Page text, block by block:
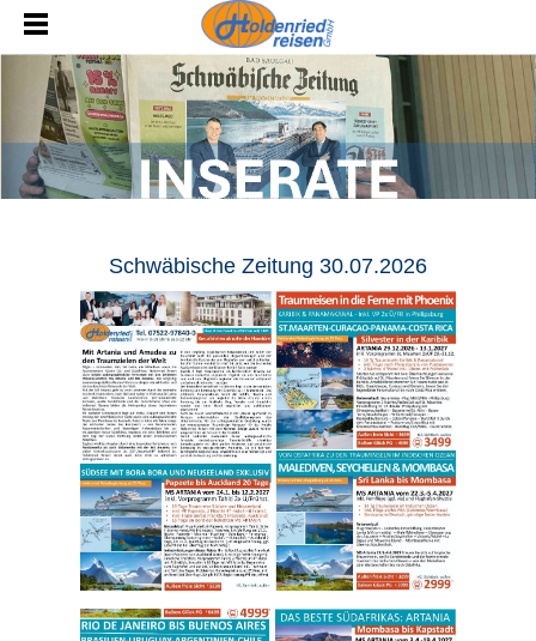
Schwäbische Zeitung 30.07.2026